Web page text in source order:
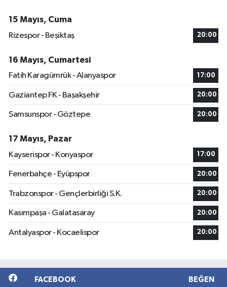
15 Mayıs, Cuma
Rizespor - Beşiktaş
20:00
16 Mayıs, Cumartesi
Fatih Karagümrük - Alanyaspor
17:00
Gaziantep FK - Başakşehir 20:00
Samsunspor - Göztepe 20:00
17 Mayıs, Pazar
Kayserispor - Konyaspor
17:00
Fenerbahçe - Eyüpspor 20:00
Trabzonspor - Gençlerbirliği S.K. 20:00
Kasımpaşa - Galatasaray 20:00
Antalyaspor - Kocaelispor 20:00
FACEBOOK BEĞEN